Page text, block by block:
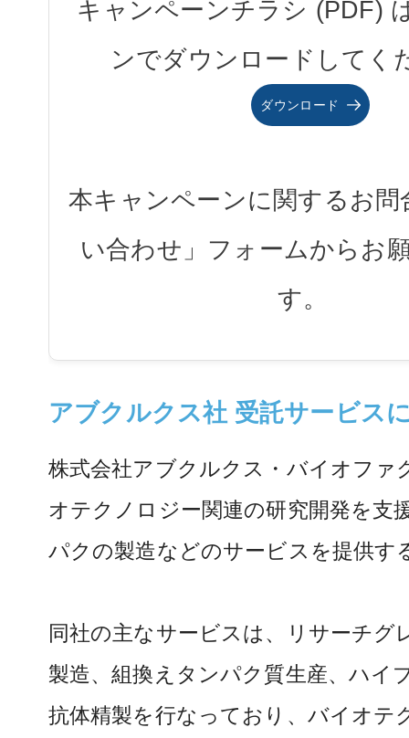
キャンペーンチラシ (PDF)
ンでダウンロードして
ダウンロード
本キャンペーンに関するお問
い合わせ」フォームからお
す。
アブクルクス社 受託サービス
株式会社アブクルクス・バイオファ
オテクノロジー関連の研究開発を支
パクの製造などのサービスを提供す
同社の主なサービスは、リサーチグ
製造、組換えタンパク質生産、ハイ
抗体精製を行なっており、バイオテ